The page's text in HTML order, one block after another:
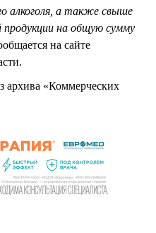
алкоголя, а также свыше
на общую сумму
на сайте
«Коммерческих